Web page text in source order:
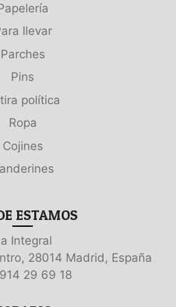
llevar
Parches
Pins
política
Ropa
Cojines
ESTAMOS
Integral
28014 Madrid, España
29 69 18